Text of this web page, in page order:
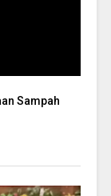
Sampah